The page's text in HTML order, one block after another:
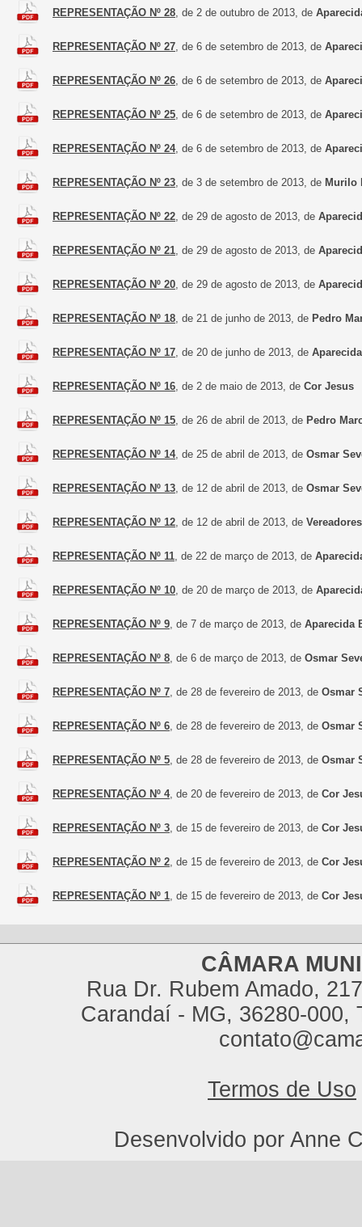
REPRESENTAÇÃO Nº 28, de 2 de outubro de 2013, de
REPRESENTAÇÃO Nº 27, de 6 de setembro de 2013, de
REPRESENTAÇÃO Nº 26, de 6 de setembro de 2013, de
REPRESENTAÇÃO Nº 25, de 6 de setembro de 2013, de
REPRESENTAÇÃO Nº 24, de 6 de setembro de 2013, de
REPRESENTAÇÃO Nº 23, de 3 de setembro de 2013, de Murilo
REPRESENTAÇÃO Nº 22, de 29 de agosto de 2013, de
REPRESENTAÇÃO Nº 21, de 29 de agosto de 2013, de
REPRESENTAÇÃO Nº 20, de 29 de agosto de 2013, de
REPRESENTAÇÃO Nº 18, de 21 de junho de 2013, de Pedro
REPRESENTAÇÃO Nº 17, de 20 de junho de 2013, de
REPRESENTAÇÃO Nº 16, de 2 de maio de 2013, de Cor Jesus
REPRESENTAÇÃO Nº 15, de 26 de abril de 2013, de Pedro
REPRESENTAÇÃO Nº 14, de 25 de abril de 2013, de Osmar
REPRESENTAÇÃO Nº 13, de 12 de abril de 2013, de Osmar
REPRESENTAÇÃO Nº 12, de 12 de abril de 2013, de
REPRESENTAÇÃO Nº 11, de 22 de março de 2013, de
REPRESENTAÇÃO Nº 10, de 20 de março de 2013, de
REPRESENTAÇÃO Nº 9, de 7 de março de 2013, de Aparecida
REPRESENTAÇÃO Nº 8, de 6 de março de 2013, de Osmar
REPRESENTAÇÃO Nº 7, de 28 de fevereiro de 2013, de Osmar
REPRESENTAÇÃO Nº 6, de 28 de fevereiro de 2013, de Osmar
REPRESENTAÇÃO Nº 5, de 28 de fevereiro de 2013, de Osmar
REPRESENTAÇÃO Nº 4, de 20 de fevereiro de 2013, de Cor
REPRESENTAÇÃO Nº 3, de 15 de fevereiro de 2013, de Cor
REPRESENTAÇÃO Nº 2, de 15 de fevereiro de 2013, de Cor
REPRESENTAÇÃO Nº 1, de 15 de fevereiro de 2013, de Cor
CÂMARA
Rua Dr. Rubem Amado,
Carandaí - MG, 36280-000,
Termos de Uso
Desenvolvido por Anne